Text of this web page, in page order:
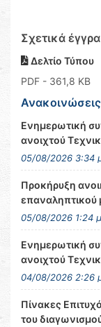
Σχετικά
Δελτίο Τύπου
PDF - 361,8 KB
Ανακοινώσεις
Ενημερωτική
ανοιχτού
05/08/2026 3:34
Προκήρυξη
επαναληπτικού
05/08/2026 1:24
Ενημερωτική
ανοιχτού
04/08/2026 2:26
Πίνακες
του